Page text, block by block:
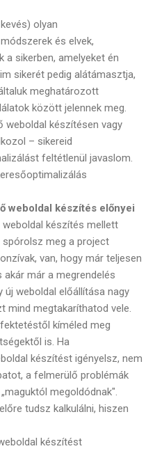
olyan
és elvek,
a sikerben, amelyeket én
sikerét pedig alátámasztja,
meghatározott
között jelennek meg.
weboldal készítésen vagy
– sikereid
feltétlenül javaslom.
weboldal készítés előnyei
készítés mellett
meg a project
van, hogy már teljesen
már a megrendelés
új weboldal előállítása nagy
mind megtakaríthatod vele.
kíméled meg
is. Ha
készítést igényelsz, nem
a felmerülő problémák
megoldódnak".
tudsz kalkulálni, hiszen
készítést